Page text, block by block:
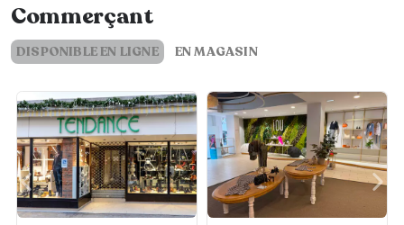
Commerçant
DISPONIBLE EN LIGNE EN MAGASIN